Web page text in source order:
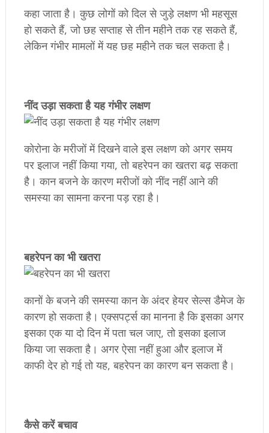
कहा जाता है। कुछ लोगों को दिल से जुड़े लक्षण भी महसूस
हो सकते हैं, जो छह सप्ताह से तीन महीने तक रह सकते हैं,
लेकिन गंभीर मामलों में यह छह महीने तक चल सकता है।
नींद उड़ा सकता है यह गंभीर लक्षण
कोरोना के मरीजों में दिखने वाले इस लक्षण को अगर समय
पर इलाज नहीं किया गया, तो बहरेपन का खतरा बढ़ सकता
है। कान बजने के कारण मरीजों को नींद नहीं आने की
समस्या का सामना करना पड़ रहा है।
बहरेपन का भी खतरा
कानों के बजने की समस्या कान के अंदर हेयर सेल्स डैमेज के
कारण हो सकता है। एक्सपर्ट्स का मानना है कि इसका अगर
इसका एक या दो दिन में पता चल जाए, तो इसका इलाज
किया जा सकता है। अगर ऐसा नहीं हुआ और इलाज में
काफी देर हो गई तो यह, बहरेपन का कारण बन सकता है।
कैसे करें बचाव